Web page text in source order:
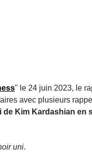
" le 24 juin 2023, le
avec plusieurs
Kim Kardashian en
uni.